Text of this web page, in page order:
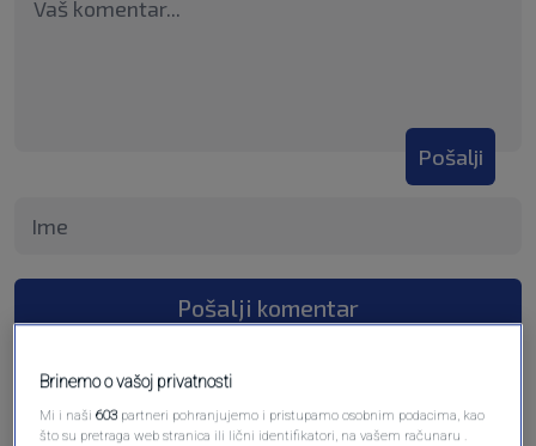
Pošalji
Pošalji komentar
Brinemo o vašoj privatnosti
Mi i naši603 partneri pohranjujemo i pristupamo osobnim podacima, kao
što su pretraga web stranica ili lični identifikatori, na vašem računaru .